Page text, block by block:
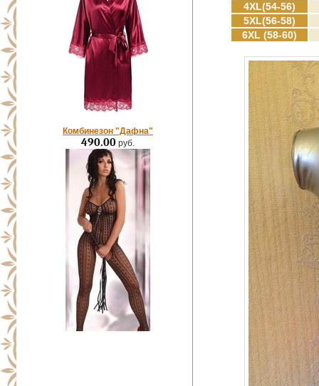
Комбинезон "Дафна"
490.00 руб.
4XL(54-56)
5XL(56-58)
6XL (58-60)